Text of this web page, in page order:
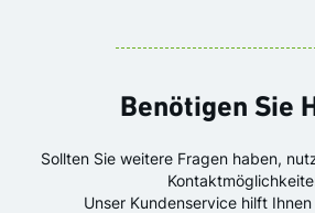
Benötigen Sie
Sollten Sie weitere Fragen haben,
Unser Kundenservice hilft